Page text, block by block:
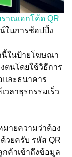
ราณเอกโค้ด QR
ในการช้อปปิ้ง
นี้ในป้ายโฆษณา
ตนโดยใช้วิธีการ
และธนาคาร
วลาธุรกรรมเร็ว
มายความว่าต้อง
วยครับ รหัส QR
ค้าเข้าถึงข้อมูล